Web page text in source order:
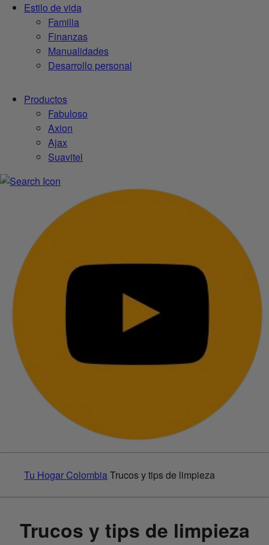
Estilo de vida
Familia
Finanzas
Manualidades
Desarrollo personal
Productos
Fabuloso
Axion
Ajax
Suavitel
Tu Hogar ColombiaTrucos y tips de limpieza
Trucos y tips de limpieza